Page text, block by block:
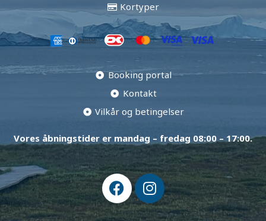
Kortyper
Booking portal
Kontakt
Vilkår og betingelser
Vores åbningstider er mandag – fredag ​​08:00 – 17:00.
F
a
c
I
n
s